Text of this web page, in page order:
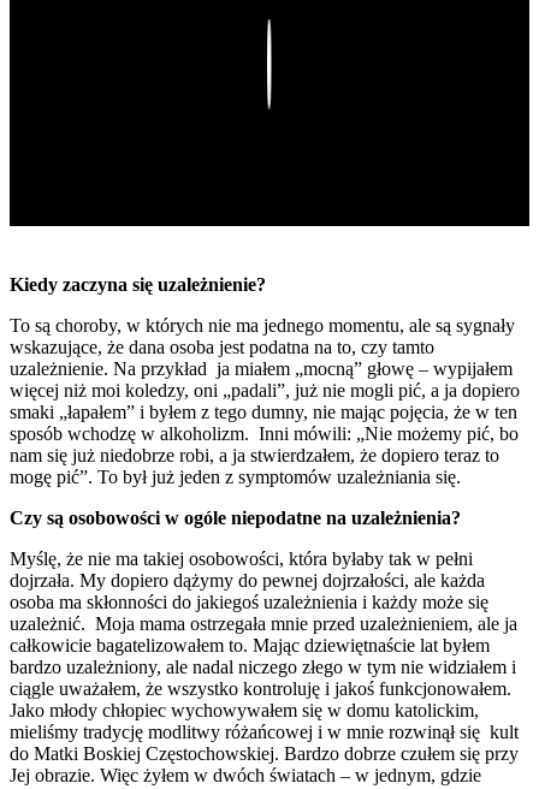
Kiedy zaczyna się uzależnienie?
To są choroby, w których nie ma jednego momentu, ale są sygnały
wskazujące, że dana osoba jest podatna na to, czy tamto
uzależnienie. Na przykład ja miałem „mocną” głowę – wypijałem
więcej niż moi koledzy, oni „padali”, już nie mogli pić, a ja dopiero
smaki „łapałem” i byłem z tego dumny, nie mając pojęcia, że w ten
sposób wchodzę w alkoholizm. Inni mówili: „Nie możemy pić, bo
nam się już niedobrze robi, a ja stwierdzałem, że dopiero teraz to
mogę pić”. To był już jeden z symptomów uzależniania się.
Czy są osobowości w ogóle niepodatne na uzależnienia?
Myślę, że nie ma takiej osobowości, która byłaby tak w pełni
dojrzała. My dopiero dążymy do pewnej dojrzałości, ale każda
osoba ma skłonności do jakiegoś uzależnienia i każdy może się
uzależnić. Moja mama ostrzegała mnie przed uzależnieniem, ale ja
całkowicie bagatelizowałem to. Mając dziewiętnaście lat byłem
bardzo uzależniony, ale nadal niczego złego w tym nie widziałem i
ciągle uważałem, że wszystko kontroluję i jakoś funkcjonowałem.
Jako młody chłopiec wychowywałem się w domu katolickim,
mieliśmy tradycję modlitwy różańcowej i w mnie rozwinął się kult
do Matki Boskiej Częstochowskiej. Bardzo dobrze czułem się przy
Jej obrazie. Więc żyłem w dwóch światach – w jednym, gdzie